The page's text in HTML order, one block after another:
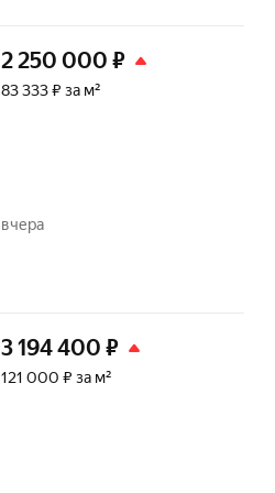
2 250 000 ₽
83 333 ₽ за м²
вчера
3 194 400 ₽
121 000 ₽ за м²